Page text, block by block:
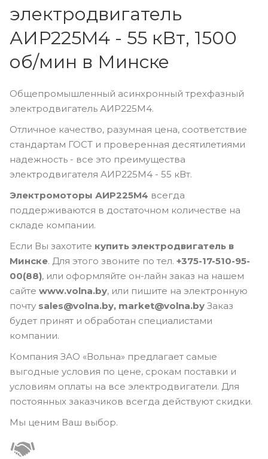
электродвигатель
АИР225M4 - 55 кВт, 1500
об/мин в Минске
Общепромышленный асинхронный трехфазный
электродвигатель АИР225M4.
Отличное качество, разумная цена, соответствие
стандартам ГОСТ и проверенная десятилетиями
надежность - все это преимущества
электродвигателя АИР225M4 - 55 кВт.
Электромоторы АИР225M4 всегда
поддерживаются в достаточном количестве на
складе компании.
Если Вы захотите купить электродвигатель в
Минске. Для этого звоните по тел. +375-17-510-95-
00(88), или оформляйте он-лайн заказ на нашем
сайте www.volna.by, или пишите на электронную
почту sales@volna.by, market@volna.by Заказ
будет принят и обработан специалистами
компании.
Компания ЗАО «Вольна» предлагает самые
выгодные условия по цене, срокам поставки и
условиям оплаты на все электродвигатели. Для
постоянных заказчиков всегда действуют скидки.
Мы ценим Ваш выбор.